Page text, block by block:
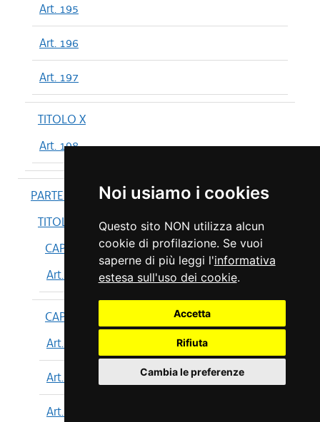
Noi usiamo i cookies
Questo sito NON utilizza alcun
cookie di profilazione. Se vuoi
saperne di più leggi l'informativa
estesa sull'uso dei cookie.
Accetta
Rifiuta
Cambia le preferenze
Art. 195
Art. 196
Art. 197
TITOLO X
Art. 198
PARTE IV
TITOLO I
CAPO I
Art. 199
CAPO II
Art. 200
Art. 201
Art. 202